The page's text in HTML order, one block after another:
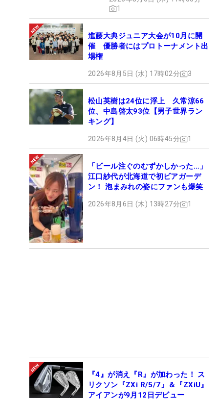
1
進藤大典ジュニア大会が10月に開
催 優勝者にはプロトーナメント出
場権
2026年8月5日 (水) 17時02分 3
松山英樹は24位に浮上 久常涼66
位、中島啓太93位【男子世界ラン
キング】
2026年8月4日 (火) 06時45分 1
「ビール注ぐのむずかしかった…」
江口紗代が北海道で初ビアガーデ
ン！ 泡まみれの姿にファンも爆笑
2026年8月6日 (木) 13時27分 1
『4』が消え『R』が加わった！ ス
リクソン『ZXi R/5/7』＆『ZXiU』
アイアンが9月12日デビュー